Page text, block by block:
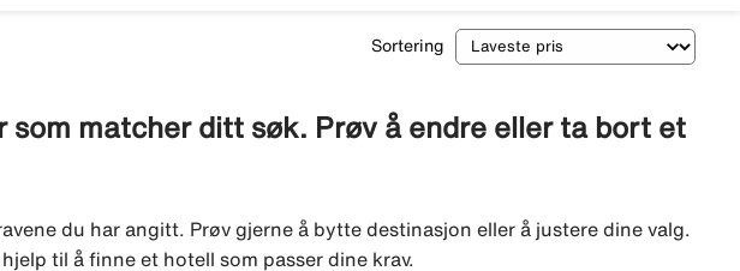
Sortering
som matcher ditt søk. Prøv å endre eller ta bort et
du har angitt. Prøv gjerne å bytte destinasjon eller å justere dine valg.
til å finne et hotell som passer dine krav.